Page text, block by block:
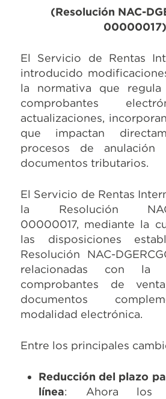
(Resolución NAC-
00000017)
El Servicio de Rentas
introducido
la normativa que
comprobantes
actualizaciones,
que impactan
procesos de
documentos tributarios.
El Servicio de Rentas
la Resolución NAC-
00000017, mediante la
las disposiciones
Resolución NAC-
relacionadas con la
comprobantes de
documentos
modalidad electrónica.
Entre los principales
Reducción del plazo
línea: Ahora los